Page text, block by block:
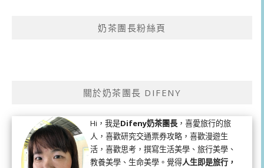
奶茶團長粉絲頁
關於奶茶團長 DIFENY
Hi，我是Difeny奶茶團長 ，喜愛旅行的旅
人，喜歡研究交通票券攻略，喜歡漫遊生
活，喜歡思考，撰寫生活美學、旅行美學、
教養美學、生命美學。覺得人生即是旅行，